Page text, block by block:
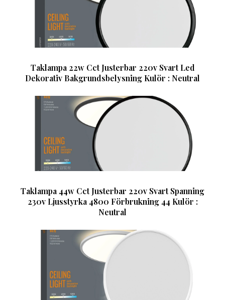
Taklampa 22w Cct Justerbar 220v Svart Led
Dekorativ Bakgrundsbelysning Kulör : Neutral
Taklampa 44w Cct Justerbar 220v Svart Spanning
230v Ljusstyrka 4800 Förbrukning 44 Kulör :
Neutral